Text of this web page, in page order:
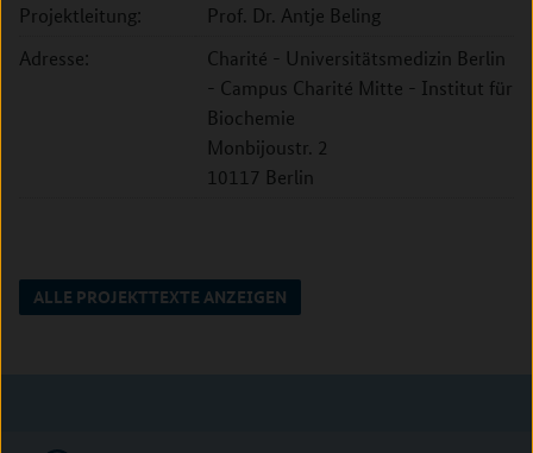
Projektleitung:
Prof. Dr. Antje Beling
Adresse:
Charité - Universitätsmedizin Berlin
- Campus Charité Mitte - Institut für
Biochemie
Monbijoustr. 2
10117 Berlin
ALLE PROJEKTTEXTE ANZEIGEN